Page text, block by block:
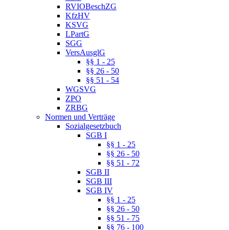
RVIOBeschZG
KfzHV
KSVG
LPartG
SGG
VersAusglG
§§ 1 - 25
§§ 26 - 50
§§ 51 - 54
WGSVG
ZPO
ZRBG
Normen und Verträge
Sozialgesetzbuch
SGB I
§§ 1 - 25
§§ 26 - 50
§§ 51 - 72
SGB II
SGB III
SGB IV
§§ 1 - 25
§§ 26 - 50
§§ 51 - 75
§§ 76 - 100